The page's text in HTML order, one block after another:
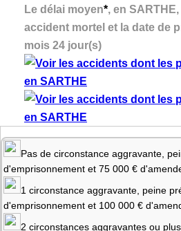
Le délai moyen*, en
accident mortel et la date de
mois 24 jour(s)
Pas de circonstance aggravante,
d'emprisonnement et 75 000 €
1 circonstance aggravante, peine
d'emprisonnement et 100 000 €
2 circonstances aggravantes ou